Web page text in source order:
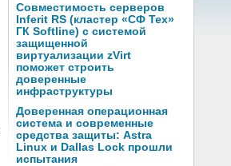
Совместимость серверов
Inferit RS (кластер «СФ Тех»
ГК Softline) с системой
защищенной
виртуализации zVirt
поможет строить
доверенные
инфраструктуры
Доверенная операционная
система и современные
средства защиты: Astra
Linux и Dallas Lock прошли
испытания